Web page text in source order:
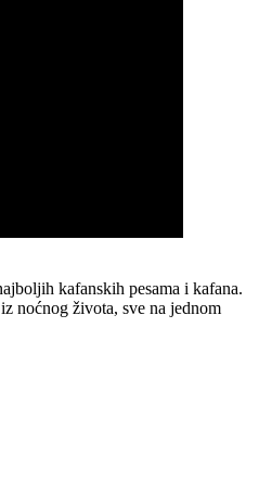
kafanskih pesama i kafana.
noćnog života, sve na jednom